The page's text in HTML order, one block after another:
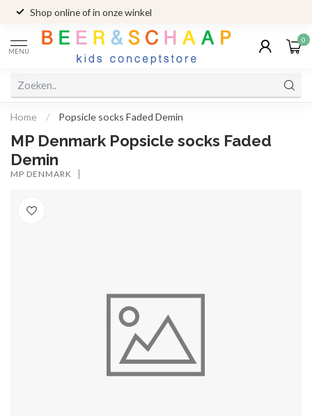
Shop online of in onze winkel
MENU
0
Home / Popsicle socks Faded Demin
MP Denmark Popsicle socks Faded
Demin
MP DENMARK